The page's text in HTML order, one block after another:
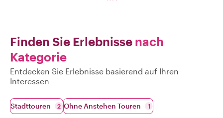
Finden Sie Erlebnisse nach
Kategorie
Entdecken Sie Erlebnisse basierend auf Ihren
Interessen
Stadttouren 2 Ohne Anstehen Touren 1